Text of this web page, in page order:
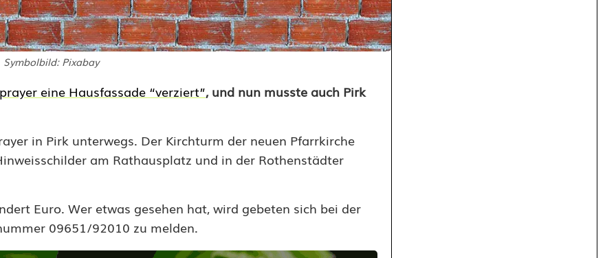
Symbolbild: Pixabay
eine Hausfassade “verziert”, und nun musste auch Pirk
in Pirk unterwegs. Der Kirchturm der neuen Pfarrkirche
am Rathausplatz und in der Rothenstädter
Euro. Wer etwas gesehen hat, wird gebeten sich bei der
09651/92010 zu melden.